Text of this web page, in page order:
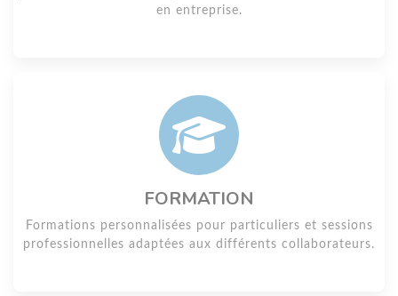
en entreprise.
FORMATION
Formations personnalisées pour particuliers et sessions
professionnelles adaptées aux différents collaborateurs.